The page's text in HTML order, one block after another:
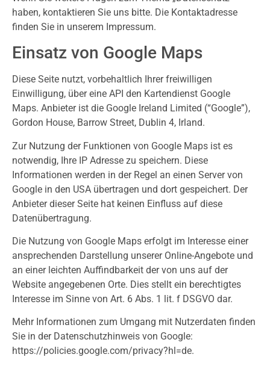
haben, kontaktieren Sie uns bitte. Die Kontaktadresse
finden Sie in unserem Impressum.
Einsatz von Google Maps
Diese Seite nutzt, vorbehaltlich Ihrer freiwilligen
Einwilligung, über eine API den Kartendienst Google
Maps. Anbieter ist die Google Ireland Limited (“Google”),
Gordon House, Barrow Street, Dublin 4, Irland.
Zur Nutzung der Funktionen von Google Maps ist es
notwendig, Ihre IP Adresse zu speichern. Diese
Informationen werden in der Regel an einen Server von
Google in den USA übertragen und dort gespeichert. Der
Anbieter dieser Seite hat keinen Einfluss auf diese
Datenübertragung.
Die Nutzung von Google Maps erfolgt im Interesse einer
ansprechenden Darstellung unserer Online-Angebote und
an einer leichten Auffindbarkeit der von uns auf der
Website angegebenen Orte. Dies stellt ein berechtigtes
Interesse im Sinne von Art. 6 Abs. 1 lit. f DSGVO dar.
Mehr Informationen zum Umgang mit Nutzerdaten finden
Sie in der Datenschutzhinweis von Google:
https://policies.google.com/privacy?hl=de.